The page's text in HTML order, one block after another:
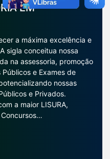
EM
a máxima excelência e
sigla conceitua nossa
na assessoria, promoção
e Exames de
nossas
e Privados.
a maior LISURA,
Concursos…